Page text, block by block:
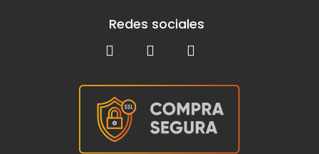
Redes sociales